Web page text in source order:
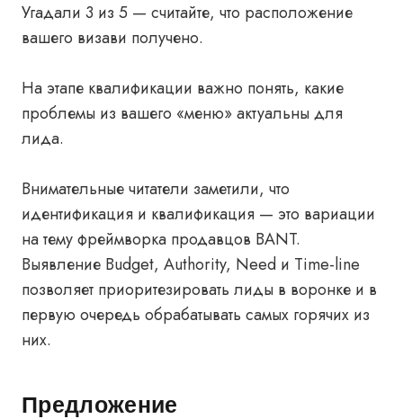
Угадали 3 из 5 — считайте, что расположение
вашего визави получено.
На этапе квалификации важно понять, какие
проблемы из вашего «меню» актуальны для
лида.
Внимательные читатели заметили, что
идентификация и квалификация — это вариации
на тему фреймворка продавцов BANT.
Выявление Budget, Authority, Need и Time-line
позволяет приоритезировать лиды в воронке и в
первую очередь обрабатывать самых горячих из
них.
Предложение